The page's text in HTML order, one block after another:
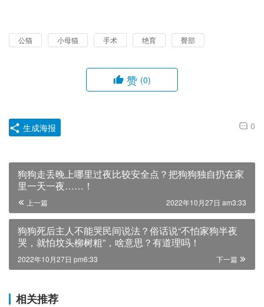
公猫 小母猫 手术 绝育 臀部
赞 (0)
0
生成海报
狗狗走丢晚上哪里过夜比较安全点？把狗狗独自扔在家
里一天一夜……！
上一篇 2022年10月27日 am3:33
狗狗死后主人不能哭民间说法？俗话说“不怕家狗半夜
哭，就怕坟头柳树粗”，啥意思？有道理吗！
下一篇
2022年10月27日 pm6:33
相关推荐